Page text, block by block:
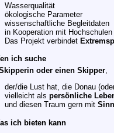
Wasserqualität
ökologische Parameter
wissenschaftliche Begleitdaten
in Kooperation mit Hochschulen
Das Projekt verbindet
ich suche
oder einen Skipper
der/die Lust hat, die Donau
vielleicht als persönliche
und diesen Traum gern mit
ich bieten kann